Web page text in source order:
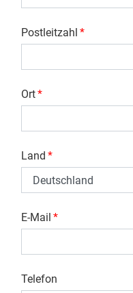
Postleitzahl *
Ort*
Land *
E-Mail *
Telefon